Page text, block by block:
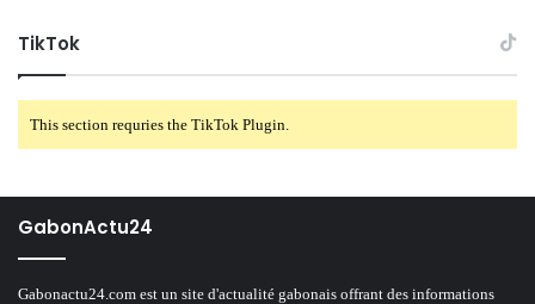
TikTok
This section requries the TikTok Plugin.
GabonActu24
Gabonactu24.com est un site d'actualité gabonais offrant des informations